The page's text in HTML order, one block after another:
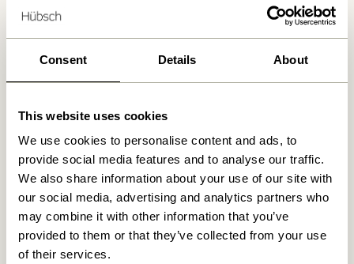
Consent Details About
This website uses cookies
We use cookies to personalise content and ads, to
provide social media features and to analyse our traffic.
We also share information about your use of our site with
our social media, advertising and analytics partners who
may combine it with other information that you’ve
provided to them or that they’ve collected from your use
of their services.
Livraison gratuite à partir de499 DKK
Produits similaires
NOUVEAUTÉ